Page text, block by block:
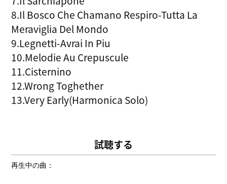
8.Il Bosco Che Chamano Respiro-Tutta La
Meraviglia Del Mondo
9.Legnetti-Avrai In Piu
10.Melodie Au Crepuscule
11.Cisternino
12.Wrong Toghether
13.Very Early(Harmonica Solo)
試聴する